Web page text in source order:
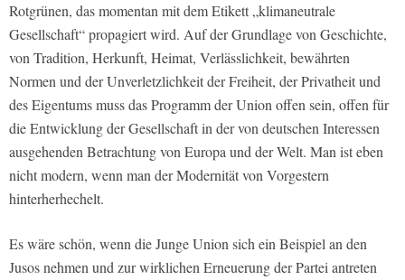
Rotgrünen, das momentan mit dem Etikett „klimaneutrale
Gesellschaft“ propagiert wird. Auf der Grundlage von Geschichte,
von Tradition, Herkunft, Heimat, Verlässlichkeit, bewährten
Normen und der Unverletzlichkeit der Freiheit, der Privatheit und
des Eigentums muss das Programm der Union offen sein, offen für
die Entwicklung der Gesellschaft in der von deutschen Interessen
ausgehenden Betrachtung von Europa und der Welt. Man ist eben
nicht modern, wenn man der Modernität von Vorgestern
hinterherhechelt.
Es wäre schön, wenn die Junge Union sich ein Beispiel an den
Jusos nehmen und zur wirklichen Erneuerung der Partei antreten